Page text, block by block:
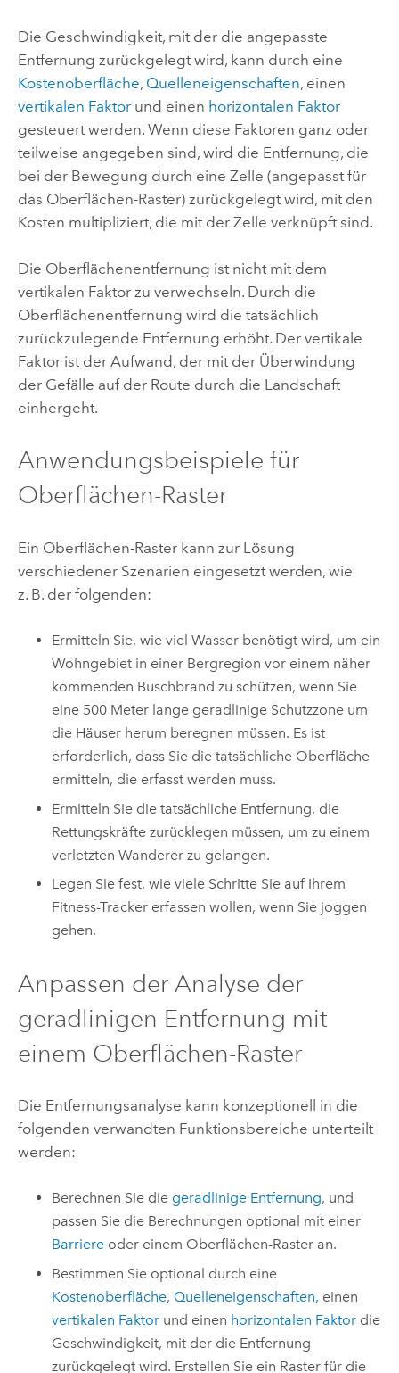
Die Geschwindigkeit, mit der die angepasste
Entfernung zurückgelegt wird, kann durch eine
Kostenoberfläche, Quelleneigenschaften, einen
vertikalen Faktorund einen horizontalen Faktor
gesteuert werden. Wenn diese Faktoren ganz oder
teilweise angegeben sind, wird die Entfernung, die
bei der Bewegung durch eine Zelle (angepasst für
das Oberflächen-Raster) zurückgelegt wird, mit den
Kosten multipliziert, die mit der Zelle verknüpft sind.
Die Oberflächenentfernung ist nicht mit dem
vertikalen Faktor zu verwechseln. Durch die
Oberflächenentfernung wird die tatsächlich
zurückzulegende Entfernung erhöht. Der vertikale
Faktor ist der Aufwand, der mit der Überwindung
der Gefälle auf der Route durch die Landschaft
einhergeht.
Anwendungsbeispiele für
Oberflächen-Raster
Ein Oberflächen-Raster kann zur Lösung
verschiedener Szenarien eingesetzt werden, wie
z. B. der folgenden:
Ermitteln Sie, wie viel Wasser benötigt wird, um ein
Wohngebiet in einer Bergregion vor einem näher
kommenden Buschbrand zu schützen, wenn Sie
eine 500 Meter lange geradlinige Schutzzone um
die Häuser herum beregnen müssen. Es ist
erforderlich, dass Sie die tatsächliche Oberfläche
ermitteln, die erfasst werden muss.
Ermitteln Sie die tatsächliche Entfernung, die
Rettungskräfte zurücklegen müssen, um zu einem
verletzten Wanderer zu gelangen.
Legen Sie fest, wie viele Schritte Sie auf Ihrem
Fitness-Tracker erfassen wollen, wenn Sie joggen
gehen.
Anpassen der Analyse der
geradlinigen Entfernung mit
einem Oberflächen-Raster
Die Entfernungsanalyse kann konzeptionell in die
folgenden verwandten Funktionsbereiche unterteilt
werden:
Berechnen Sie die geradlinige Entfernung, und
passen Sie die Berechnungen optional mit einer
Barriere oder einem Oberflächen-Raster an.
Bestimmen Sie optional durch eine
Kostenoberfläche, Quelleneigenschaften, einen
vertikalen Faktor und einen horizontalen Faktor die
Geschwindigkeit, mit der die Entfernung
zurückgelegt wird. Erstellen Sie ein Raster für die